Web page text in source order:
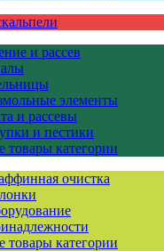
и рассев
элементы
и рассевы
и пестики
товары категории
очистка
товары категории